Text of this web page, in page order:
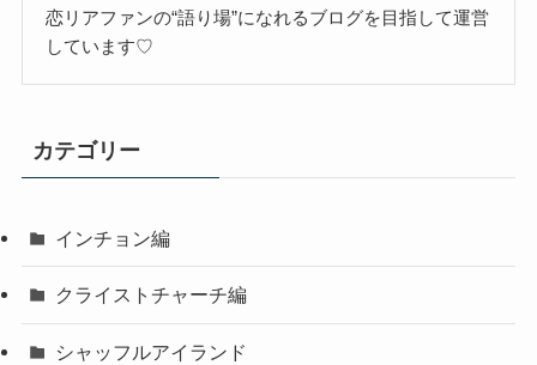
恋リアファンの“語り場”になれるブログを目指して運営
しています♡
カテゴリー
インチョン編
クライストチャーチ編
シャッフルアイランド